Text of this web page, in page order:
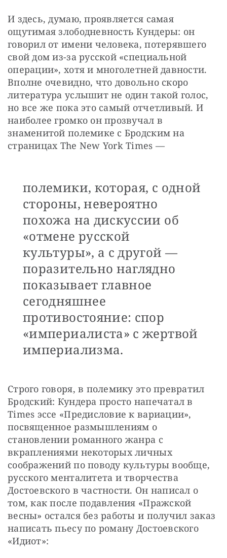
И здесь, думаю, проявляется самая
ощутимая злободневность Кундеры: он
говорил от имени человека, потерявшего
свой дом из-за русской «специальной
операции», хотя и многолетней давности.
Вполне очевидно, что довольно скоро
литература услышит не один такой голос,
но все же пока это самый отчетливый. И
наиболее громко он прозвучал в
знаменитой полемике с Бродским на
страницах The New York Times —
полемики, которая, с одной
стороны, невероятно
похожа на дискуссии об
«отмене русской
культуры», а с другой —
поразительно наглядно
показывает главное
сегодняшнее
противостояние: спор
«империалиста» с жертвой
империализма.
Строго говоря, в полемику это превратил
Бродский: Кундера просто напечатал в
Times эссе «Предисловие к вариации»,
посвященное размышлениям о
становлении романного жанра с
вкраплениями некоторых личных
соображений по поводу культуры вообще,
русского менталитета и творчества
Достоевского в частности. Он написал о
том, как после подавления «Пражской
весны» остался без работы и получил заказ
написать пьесу по роману Достоевского
«Идиот»: